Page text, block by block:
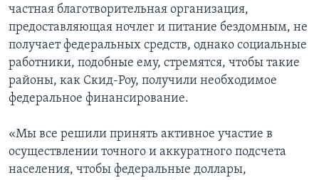
частная благотворительная организация,
предоставляющая ночлег и питание бездомным, не
получает федеральных средств, однако социальные
работники, подобные ему, стремятся, чтобы такие
районы, как Скид-Роу, получили необходимое
федеральное финансирование.
«Мы все решили принять активное участие в
осуществлении точного и аккуратного подсчета
населения, чтобы федеральные доллары,